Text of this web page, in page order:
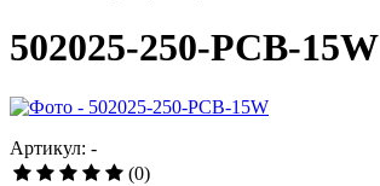
502025-250-PCB-15W
Артикул: -
(0)